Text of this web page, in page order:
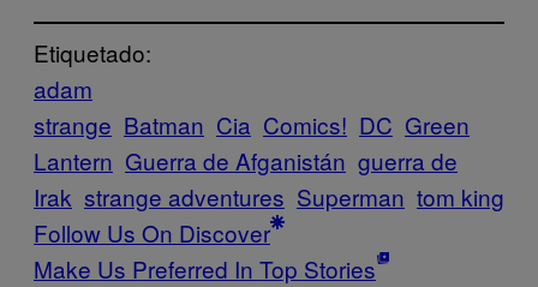
Etiquetado:
adam
strange Batman Cia Comics! DC Green
Lantern Guerra de Afganistán guerra de
Irak strange adventures Superman tom king
Follow Us On Discover
Make Us Preferred In Top Stories